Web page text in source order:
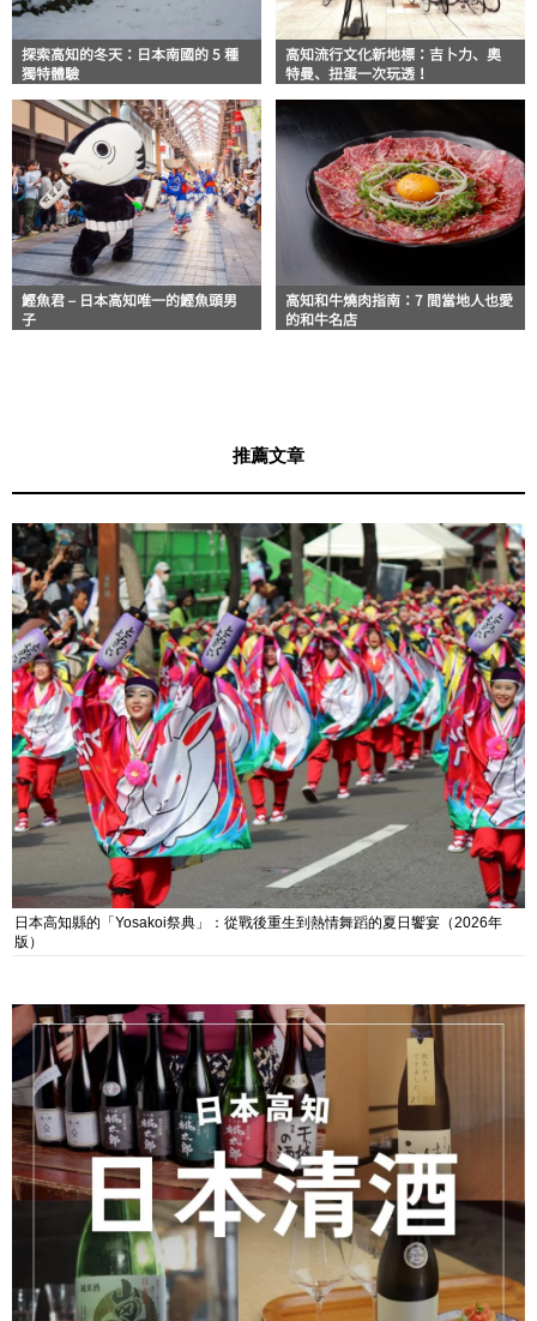
探索高知的冬天：日本南國的 5 種
獨特體驗
高知流行文化新地標：吉卜力、奧
特曼、扭蛋一次玩透！
鰹魚君 – 日本高知唯一的鰹魚頭男
子
高知和牛燒肉指南：7 間當地人也愛
的和牛名店
推薦文章
日本高知縣的「Yosakoi祭典」：從戰後重生到熱情舞蹈的夏日饗宴（2026年
版）